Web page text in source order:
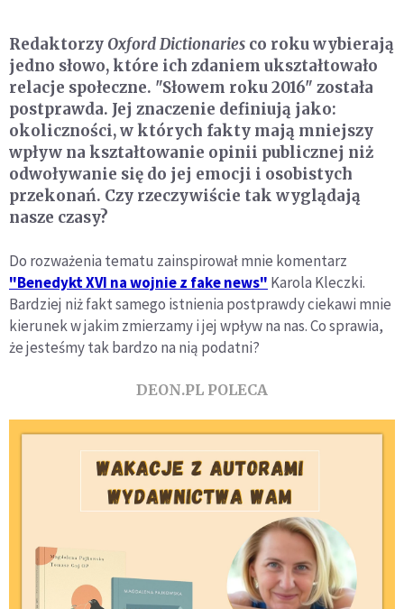
Redaktorzy Oxford Dictionaries co roku wybierają
jedno słowo, które ich zdaniem ukształtowało
relacje społeczne. "Słowem roku 2016" została
postprawda. Jej znaczenie definiują jako:
okoliczności, w których fakty mają mniejszy
wpływ na kształtowanie opinii publicznej niż
odwoływanie się do jej emocji i osobistych
przekonań. Czy rzeczywiście tak wyglądają
nasze czasy?
Do rozważenia tematu zainspirował mnie komentarz
"Benedykt XVI na wojnie z fake news" Karola Kleczki.
Bardziej niż fakt samego istnienia postprawdy ciekawi mnie
kierunek w jakim zmierzamy i jej wpływ na nas. Co sprawia,
że jesteśmy tak bardzo na nią podatni?
DEON.PL POLECA